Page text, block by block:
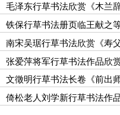
毛泽东行草书法欣赏《木兰辞
铁保行草书法册页临王献之
南宋吴琚行草书法欣赏《寿父
张爱萍将军行草书法作品欣
文徵明行草书法长卷《前出师
倚松老人刘学新行草书法作